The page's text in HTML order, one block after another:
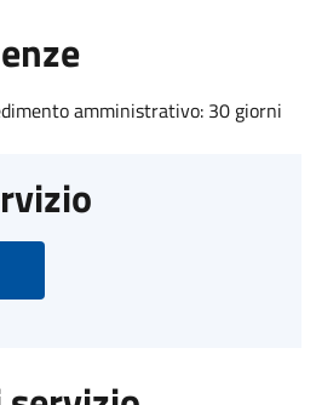
amministrativo: 30 giorni